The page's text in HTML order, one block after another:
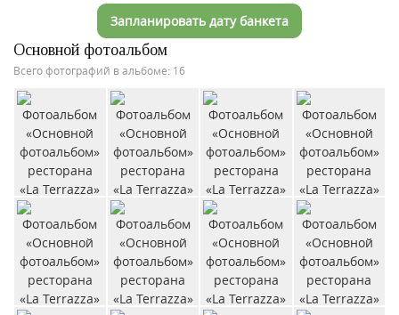
Запланировать дату банкета
Основной фотоальбом
Всего фотографий в альбоме: 16